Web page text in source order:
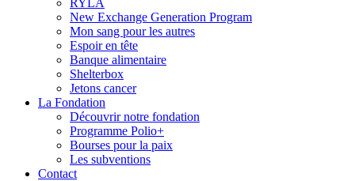
New Exchange Generation Program
Mon sang pour les autres
Espoir en tête
Banque alimentaire
Shelterbox
Jetons cancer
La Fondation
Découvrir notre fondation
Programme Polio+
Bourses pour la paix
Les subventions
Contact